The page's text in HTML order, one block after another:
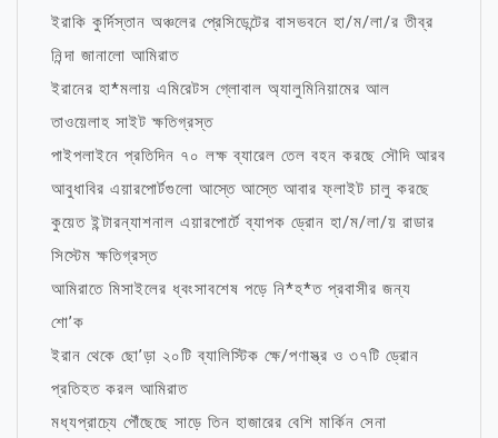
ইরাকি কুর্দিস্তান অঞ্চলের প্রেসিডেন্টের বাসভবনে হা/ম/লা/র তীব্র
নিন্দা জানালো আমিরাত
ইরানের হা*মলায় এমিরেটস গ্লোবাল অ্যালুমিনিয়ামের আল
তাওয়েলাহ সাইট ক্ষতিগ্রস্ত
পাইপলাইনে প্রতিদিন ৭০ লক্ষ ব্যারেল তেল বহন করছে সৌদি আরব
আবুধাবির এয়ারপোর্টগুলো আস্তে আস্তে আবার ফ্লাইট চালু করছে
কুয়েত ইন্টারন্যাশনাল এয়ারপোর্টে ব্যাপক ড্রোন হা/ম/লা/য় রাডার
সিস্টেম ক্ষতিগ্রস্ত
আমিরাতে মিসাইলের ধ্বংসাবশেষ পড়ে নি*হ*ত প্রবাসীর জন্য
শো’ক
ইরান থেকে ছো’ড়া ২০টি ব্যালিস্টিক ক্ষে/পণাস্ত্র ও ৩৭টি ড্রোন
প্রতিহত করল আমিরাত
মধ্যপ্রাচ্যে পৌঁছেছে সাড়ে তিন হাজারের বেশি মার্কিন সেনা